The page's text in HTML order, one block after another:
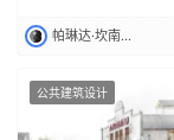
帕琳达·坎南加拉｜Palinda Kannangara
公共建筑设计